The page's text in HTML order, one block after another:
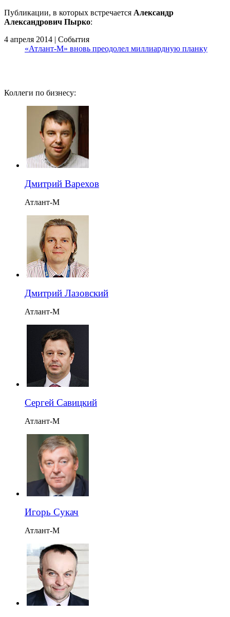
Публикации, в которых встречается Александр
Александрович Пырко:
4 апреля 2014 | События
«Атлант-М» вновь преодолел миллиардную планку
Коллеги по бизнесу:
Дмитрий Варехов
Атлант-М
Дмитрий Лазовский
Атлант-М
Сергей Савицкий
Атлант-М
Игорь Сукач
Атлант-М